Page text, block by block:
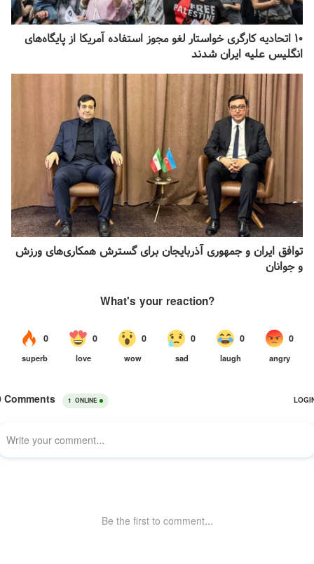
۱۰ اتحادیه کارگری خواستار لغو مجوز استفاده آمریکا از پایگاه‌های
انگلیس علیه ایران شدند
توافق ایران و جمهوری آذربایجان برای گسترش همکاری‌های ورزش
و جوانان